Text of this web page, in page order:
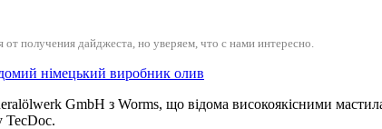
от получения дайджеста, но уверяем, что с нами интересно.
німецький виробник олив
GmbH з Worms, що відома високоякісними
TecDoc.